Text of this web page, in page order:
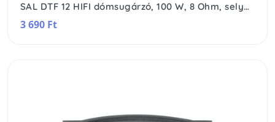
SAL DTF 12 HIFI dómsugárzó, 100 W, 8 Ohm, selyem membrán, 2 rétegű tekercs, 8 Oz mágnes
3 690 Ft